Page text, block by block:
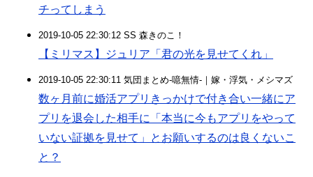
チってしまう
2019-10-05 22:30:12 SS 森きのこ！
【ミリマス】ジュリア「君の光を見せてくれ」
2019-10-05 22:30:11 気団まとめ-噫無情-｜嫁・浮気・メシマズ
数ヶ月前に婚活アプリきっかけで付き合い一緒にア
プリを退会した相手に「本当に今もアプリをやって
いない証拠を見せて」とお願いするのは良くないこ
と？